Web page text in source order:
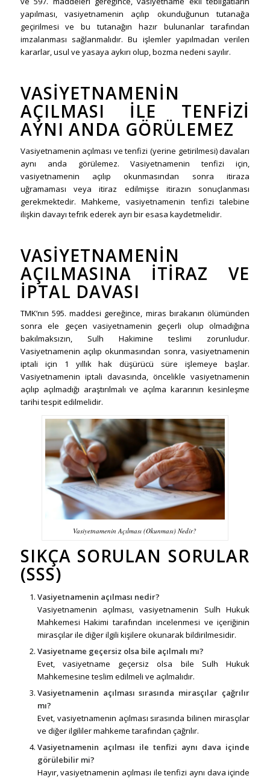
yapılması, vasiyetnamenin açılıp okunduğunun tutanağa
geçirilmesi ve bu tutanağın hazır bulunanlar tarafından
imzalanması sağlanmalıdır. Bu işlemler yapılmadan verilen
kararlar, usul ve yasaya aykırı olup, bozma nedeni sayılır.
VASIYETNAMENIN
AÇILMASI ILE TENFIZI
AYNI ANDA GÖRÜLEMEZ
Vasiyetnamenin açılması ve tenfizi (yerine getirilmesi) davaları
aynı anda görülemez. Vasiyetnamenin tenfizi için,
vasiyetnamenin açılıp okunmasından sonra itiraza
uğramaması veya itiraz edilmişse itirazın sonuçlanması
gerekmektedir. Mahkeme, vasiyetnamenin tenfizi talebine
ilişkin davayı tefrik ederek ayrı bir esasa kaydetmelidir.
VASIYETNAMENIN
AÇILMASINA İTIRAZ VE
İPTAL DAVASI
TMK’nın 595. maddesi gereğince, miras bırakanın ölümünden
sonra ele geçen vasiyetnamenin geçerli olup olmadığına
bakılmaksızın, Sulh Hakimine teslimi zorunludur.
Vasiyetnamenin açılıp okunmasından sonra, vasiyetnamenin
iptali için 1 yıllık hak düşürücü süre işlemeye başlar.
Vasiyetnamenin iptali davasında, öncelikle vasiyetnamenin
açılıp açılmadığı araştırılmalı ve açılma kararının kesinleşme
tarihi tespit edilmelidir.
Vasiyetnamenin Açılması (Okunması) Nedir?
SIKÇA SORULAN SORULAR
(SSS)
Vasiyetnamenin açılması nedir?
Vasiyetnamenin açılması, vasiyetnamenin Sulh Hukuk
Mahkemesi Hakimi tarafından incelenmesi ve içeriğinin
mirasçılar ile diğer ilgili kişilere okunarak bildirilmesidir.
Vasiyetname geçersiz olsa bile açılmalı mı?
Evet, vasiyetname geçersiz olsa bile Sulh Hukuk
Mahkemesine teslim edilmeli ve açılmalıdır.
Vasiyetnamenin açılması sırasında mirasçılar çağrılır
mı?
Evet, vasiyetnamenin açılması sırasında bilinen mirasçılar
ve diğer ilgililer mahkeme tarafından çağrılır.
Vasiyetnamenin açılması ile tenfizi aynı dava içinde
görülebilir mi?
Hayır, vasiyetnamenin açılması ile tenfizi aynı dava içinde